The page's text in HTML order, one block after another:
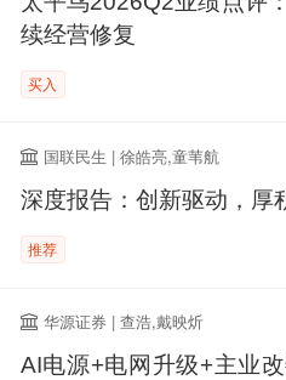
续经营修复
买入
国联民生 | 徐皓亮,童苇航
深度报告：创新驱动，厚
推荐
华源证券 | 查浩,戴映炘
AI电源+电网升级+主业